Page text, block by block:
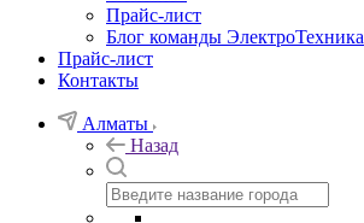
Прайс-лист
Блог команды ЭлектроТехника
Прайс-лист
Контакты
Алматы
Назад